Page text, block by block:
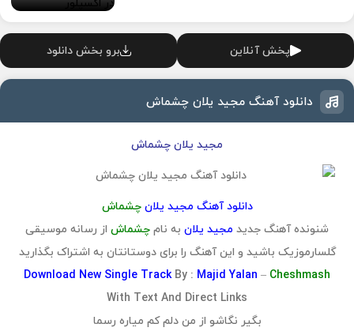
پخش آنلاین برو بخش دانلود
دانلود آهنگ مجید یلان چشماش
مجید یلان چشماش
دانلود آهنگ مجید یلان چشماش
شنونده آهنگ جدید مجید یلان به نام چشماش از رسانه موسیقی
گلسارموزیک باشید و این آهنگ را برای دوستانتان به اشتراک بگذارید
Download New Single Track By : Majid Yalan – Cheshmash
With Text And Direct Links
بگیر نگاشو از من دلم کم میاره رسما